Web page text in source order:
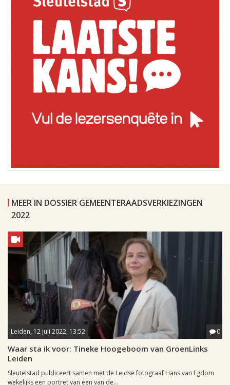
MEER IN DOSSIER GEMEENTERAADSVERKIEZINGEN
2022
Leiden, 12 juli 2022, 13:52 0
Waar sta ik voor: Tineke Hoogeboom van GroenLinks
Leiden
Sleutelstad publiceert samen met de Leidse fotograaf Hans van Egdom
wekelijks een portret van een van de...